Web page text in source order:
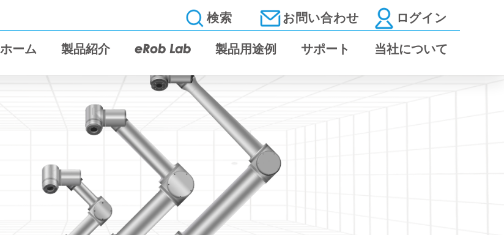
検索 お問い合わせ ログイン
ホーム 製品紹介 eRob Lab 製品用途例 サポート 当社について